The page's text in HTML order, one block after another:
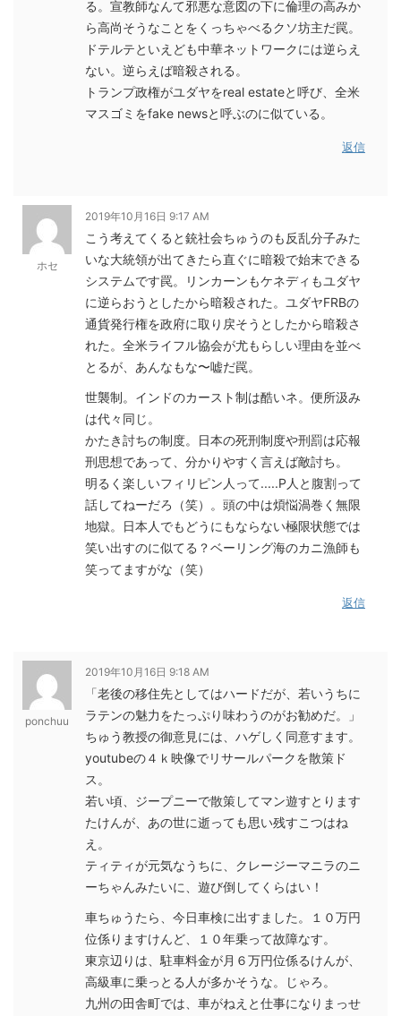
る。宣教師なんて邪悪な意図の下に倫理の高みか
ら高尚そうなことをくっちゃべるクソ坊主だ罠。
ドテルテといえども中華ネットワークには逆らえ
ない。逆らえば暗殺される。
トランプ政権がユダヤをreal estateと呼び、全米
マスゴミをfake newsと呼ぶのに似ている。
返信
ホセ
2019年10月16日 9:17 AM
こう考えてくると銃社会ちゅうのも反乱分子みた
いな大統領が出てきたら直ぐに暗殺で始末できる
システムです罠。リンカーンもケネディもユダヤ
に逆らおうとしたから暗殺された。ユダヤFRBの
通貨発行権を政府に取り戻そうとしたから暗殺さ
れた。全米ライフル協会が尤もらしい理由を並べ
とるが、あんなもな〜嘘だ罠。
世襲制。インドのカースト制は酷いネ。便所汲み
は代々同じ。
かたき討ちの制度。日本の死刑制度や刑罰は応報
刑思想であって、分かりやすく言えば敵討ち。
明るく楽しいフィリピン人って.....P人と腹割って
話してねーだろ（笑）。頭の中は煩悩渦巻く無限
地獄。日本人でもどうにもならない極限状態では
笑い出すのに似てる？ベーリング海のカニ漁師も
笑ってますがな（笑）
返信
ponchuu
2019年10月16日 9:18 AM
「老後の移住先としてはハードだが、若いうちに
ラテンの魅力をたっぷり味わうのがお勧めだ。」
ちゅう教授の御意見には、ハゲしく同意すます。
youtubeの４ｋ映像でリサールパークを散策ド
ス。
若い頃、ジープニーで散策してマン遊すとります
たけんが、あの世に逝っても思い残すこつはね
え。
ティティが元気なうちに、クレージーマニラのニ
ーちゃんみたいに、遊び倒してくらはい！
車ちゅうたら、今日車検に出すました。１０万円
位係りますけんど、１０年乗って故障なす。
東京辺りは、駐車料金が月６万円位係るけんが、
高級車に乗っとる人が多かそうな。じゃろ。
九州の田舎町では、車がねえと仕事になりまっせ